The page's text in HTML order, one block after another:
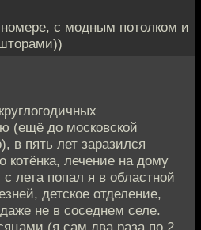
с модным потолком и
(ещё до московской
пять лет заразился
котёнка, лечение на дому
лета попал я в областной
детское отделение,
не в соседнем селе.
(я сам два раза по 2